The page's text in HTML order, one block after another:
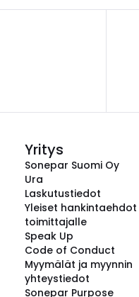
Yritys
Sonepar Suomi Oy
Ura
Laskutustiedot
Yleiset hankintaehdot
toimittajalle
Speak Up
Code of Conduct
Myymälät ja myynnin
yhteystiedot
Sonepar Purpose